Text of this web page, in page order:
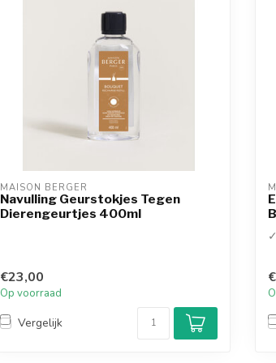
MAISON BERGER
Navulling Geurstokjes Tegen
Dierengeurtjes 400ml
€23,00
Op voorraad
Vergelijk